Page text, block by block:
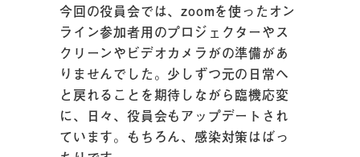
今回の役員会では、zoomを使ったオン
ライン参加者用のプロジェクターやス
クリーンやビデオカメラがの準備があ
りませんでした。少しずつ元の日常へ
と戻れることを期待しながら臨機応変
に、日々、役員会もアップデートされ
ています。もちろん、感染対策はばっ